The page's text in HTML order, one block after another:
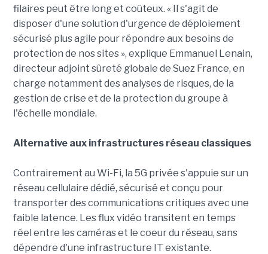
filaires peut être long et coûteux. « Il s'agit de
disposer d'une solution d'urgence de déploiement
sécurisé plus agile pour répondre aux besoins de
protection de nos sites », explique Emmanuel Lenain,
directeur adjoint sûreté globale de Suez France, en
charge notamment des analyses de risques, de la
gestion de crise et de la protection du groupe à
l'échelle mondiale.
Alternative aux infrastructures réseau classiques
Contrairement au Wi-Fi, la 5G privée s'appuie sur un
réseau cellulaire dédié, sécurisé et conçu pour
transporter des communications critiques avec une
faible latence. Les flux vidéo transitent en temps
réel entre les caméras et le coeur du réseau, sans
dépendre d'une infrastructure IT existante.